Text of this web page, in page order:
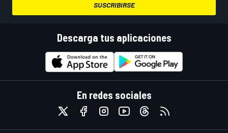
SUSCRIBIRSE
Descarga tus aplicaciones
En redes sociales